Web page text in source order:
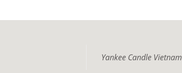
Yankee Candle Vietnam